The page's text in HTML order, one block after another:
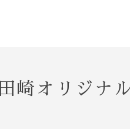
田崎オリジナ